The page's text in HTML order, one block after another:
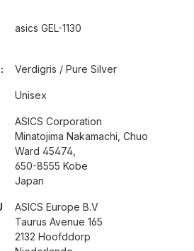
asics GEL-1130
Verdigris / Pure Silver
Unisex
ASICS Corporation
Minatojima Nakamachi, Chuo
Ward 45474,
650-8555 Kobe
Japan
ASICS Europe B.V
Taurus Avenue 165
2132 Hoofddorp